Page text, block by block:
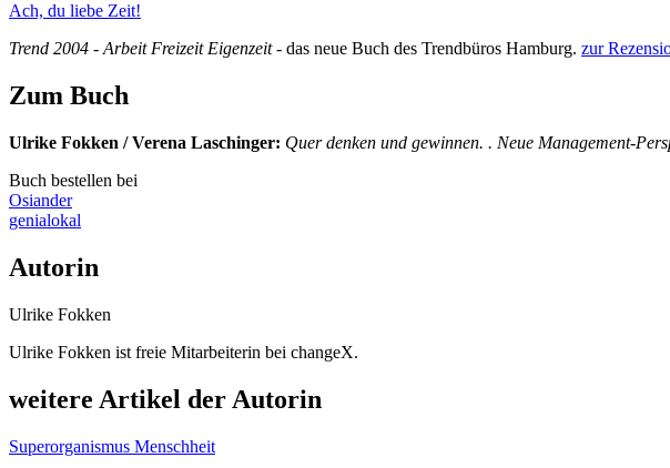
Ach, du liebe Zeit!
Trend 2004 - Arbeit Freizeit Eigenzeit- das neue Buch des Trendbüros Hamburg. zur
Zum Buch
Ulrike Fokken / Verena Laschinger: Quer denken und gewinnen. . Neue Management-
Buch bestellen bei
Osiander
genialokal
Autorin
Ulrike Fokken
Ulrike Fokken ist freie Mitarbeiterin bei changeX.
weitere Artikel der Autorin
Superorganismus Menschheit